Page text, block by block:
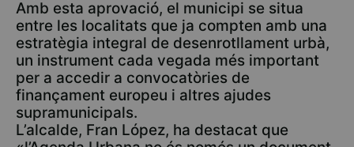
Amb esta aprovació, el municipi se situa
entre les localitats que ja compten amb una
estratègia integral de desenrotllament urbà,
un instrument cada vegada més important
per a accedir a convocatòries de
finançament europeu i altres ajudes
supramunicipals.
L’alcalde, Fran López, ha destacat que